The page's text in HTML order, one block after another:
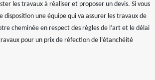
les travaux à réaliser et proposer un devis. Si vous
disposition une équipe qui va assurer les travaux de
cheminée en respect des règles de l’art et le délai
pour un prix de réfection de l’étanchéité